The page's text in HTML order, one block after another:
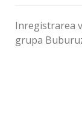
Inregistrarea
grupa